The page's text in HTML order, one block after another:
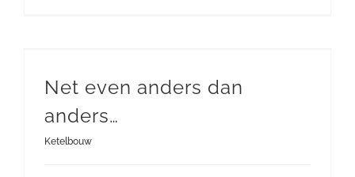
Net even anders dan
anders…
Ketelbouw